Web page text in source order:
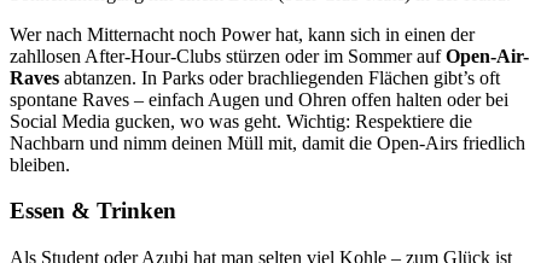
Wer nach Mitternacht noch Power hat, kann sich in einen der
zahllosen After-Hour-Clubs stürzen oder im Sommer aufOpen-Air-
Raves abtanzen. In Parks oder brachliegenden Flächen gibt’s oft
spontane Raves – einfach Augen und Ohren offen halten oder bei
Social Media gucken, wo was geht. Wichtig: Respektiere die
Nachbarn und nimm deinen Müll mit, damit die Open-Airs friedlich
bleiben.
Essen & Trinken
Als Student oder Azubi hat man selten viel Kohle – zum Glück ist